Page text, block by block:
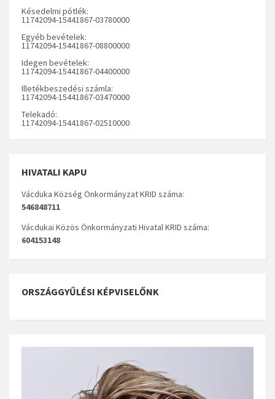
Késedelmi pótlék:
11742094-15441867-03780000
Egyéb bevételek:
11742094-15441867-08800000
Idegen bevételek:
11742094-15441867-04400000
Illetékbeszedési számla:
11742094-15441867-03470000
Telekadó:
11742094-15441867-02510000
HIVATALI KAPU
Vácduka Község Önkormányzat KRID száma:
546848711
Vácdukai Közös Önkormányzati Hivatal KRID száma:
604153148
ORSZÁGGYŰLÉSI KÉPVISELŐNK